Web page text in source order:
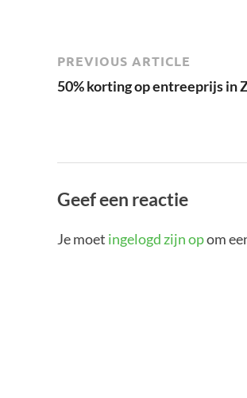
PREVIOUS ARTICLE
50% korting op entreeprijs in
Geef een reactie
Je moet ingelogd zijn opom